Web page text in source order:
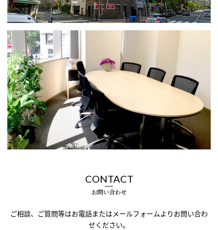
CONTACT
お問い合わせ
ご相談、ご質問等はお電話またはメールフォームよりお問い合わ
せください。